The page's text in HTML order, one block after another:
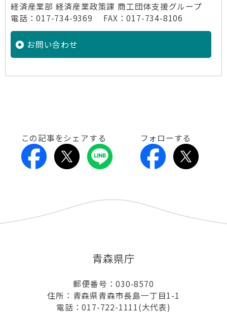
経済産業部 経済産業政策課 商工団体支援グループ
電話：017-734-9369 FAX：017-734-8106
お問い合わせ
この記事をシェアする フォローする
青森県庁
郵便番号：030-8570
住所：青森県青森市長島一丁目1-1
電話：017-722-1111(大代表)